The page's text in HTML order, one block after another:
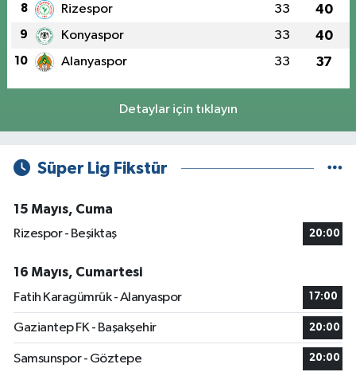
8 Rizespor 33 40
9 Konyaspor 33 40
10 Alanyaspor 33 37
Detaylar için tıklayın
Süper Lig Fikstür
15 Mayıs, Cuma
Rizespor - Beşiktaş
20:00
16 Mayıs, Cumartesi
Fatih Karagümrük - Alanyaspor
17:00
Gaziantep FK - Başakşehir 20:00
Samsunspor - Göztepe 20:00